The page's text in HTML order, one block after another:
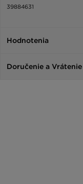
39884631
Hodnotenia
Doručenie a Vrátenie